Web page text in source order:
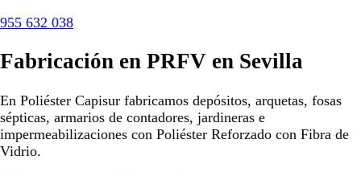
955 632 038
Fabricación en PRFV en Sevilla
En Poliéster Capisur fabricamos depósitos, arquetas, fosas
sépticas, armarios de contadores, jardineras e
impermeabilizaciones con Poliéster Reforzado con Fibra de
Vidrio.